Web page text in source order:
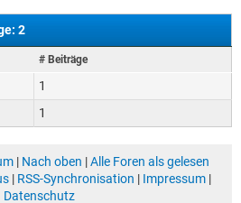
2
# Beiträge
1
1
| Nach oben |Alle Foren als gelesen
| RSS-Synchronisation | Impressum|
Datenschutz